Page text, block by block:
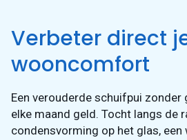
Verbeter direct
wooncomfort
Een verouderde schuifpui
elke maand geld. Tocht langs de
condensvorming op het glas,